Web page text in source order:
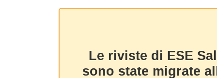
Le riviste di ESE
sono state migrate